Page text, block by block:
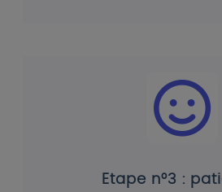
Etape n°3 :